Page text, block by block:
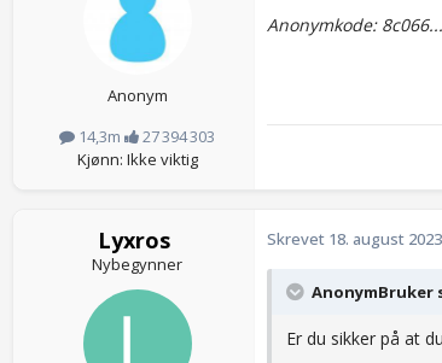
Anonym
14,3m
27 394 303
Kjønn: Ikke viktig
Anonymkode:
Lyxros
Nybegynner
Skrevet 18. august 2023
AnonymBruker
Er du sikker på at